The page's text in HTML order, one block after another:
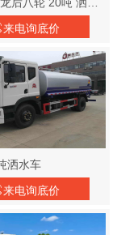
来电询底价
洒水车
来电询底价